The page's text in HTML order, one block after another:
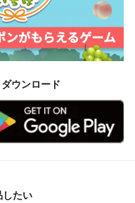
ウンロード
したい